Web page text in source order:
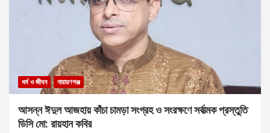
ধর্ম ও জীবন নারায়ণগঞ্জ
আসন্ন ঈদুল আজহায় কাঁচা চামড়া সংগ্রহ ও সংরক্ষণে সর্বাত্মক প্রস্তুতি
ডিসি মো: রায়হান কবির